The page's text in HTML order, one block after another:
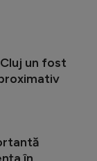
un fost